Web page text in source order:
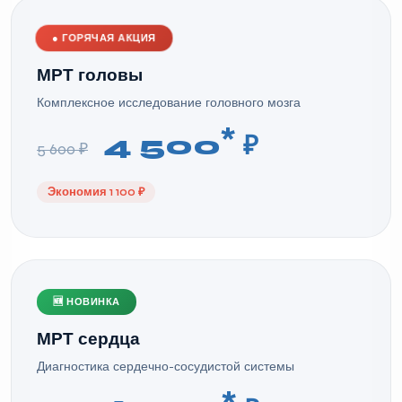
● ГОРЯЧАЯ АКЦИЯ
МРТ головы
Комплексное исследование головного мозга
5 600 ₽ 4 500* ₽
Экономия 1 100 ₽
🆕 НОВИНКА
МРТ сердца
Диагностика сердечно-сосудистой системы